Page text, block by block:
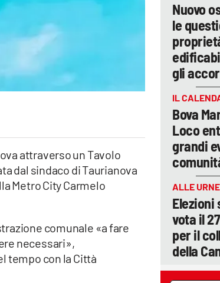
attraverso un Tavolo
dal sindaco di Taurianova
Metro City Carmelo
comunale «a fare
necessari»,
tempo con la Città
Nuovo
le
gli
IL
Bova
Loco
grandi
ALLE URNE
Elezioni
vota il
per il
della